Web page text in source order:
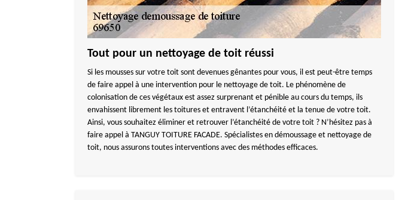
Tout pour un nettoyage de toit réussi
Si les mousses sur votre toit sont devenues gênantes pour vous, il est peut-être temps
de faire appel à une intervention pour le nettoyage de toit. Le phénomène de
colonisation de ces végétaux est assez surprenant et pénible au cours du temps, ils
envahissent librement les toitures et entravent l’étanchéité et la tenue de votre toit.
Ainsi, vous souhaitez éliminer et retrouver l’étanchéité de votre toit ? N’hésitez pas à
faire appel à TANGUY TOITURE FACADE. Spécialistes en démoussage et nettoyage de
toit, nous assurons toutes interventions avec des méthodes efficaces.